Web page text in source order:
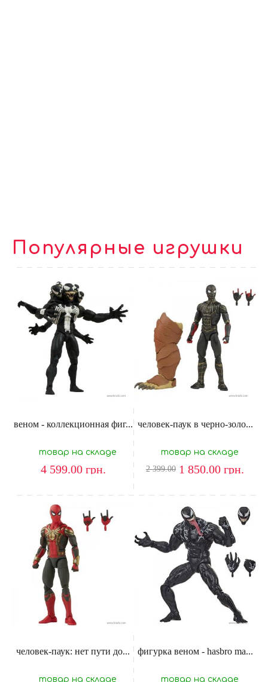
Популярные игрушки
веном - коллекционная фиг...
товар на складе
4 599.00 грн.
человек-паук в черно-золо...
товар на складе
2 399.00 1 850.00 грн.
человек-паук: нет пути до...
товар на складе
фигурка веном - hasbro ma...
товар на складе